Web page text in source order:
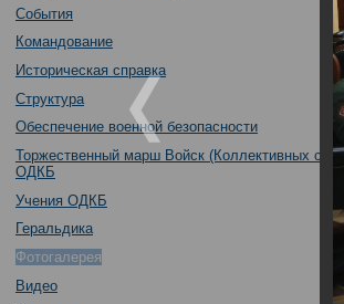
События
Командование
Историческая справка
Структура
Обеспечение военной безопасности
Торжественный марш Войск (Коллективных сил)
ОДКБ
Учения ОДКБ
Геральдика
Фотогалерея
Видео